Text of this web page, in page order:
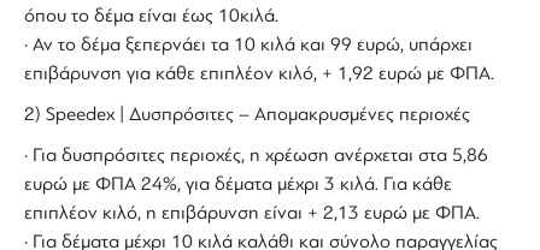
όπου το δέμα είναι έως 10κιλά.
· Αν το δέμα ξεπερνάει τα 10 κιλά και 99 ευρώ, υπάρχει
επιβάρυνση για κάθε επιπλέον κιλό, + 1,92 ευρώ με ΦΠΑ.
2) Speedex | Δυσπρόσιτες – Απομακρυσμένες περιοχές
· Για δυσπρόσιτες περιοχές, η χρέωση ανέρχεται στα 5,86
ευρώ με ΦΠΑ 24%, για δέματα μέχρι 3 κιλά. Για κάθε
επιπλέον κιλό, η επιβάρυνση είναι + 2,13 ευρώ με ΦΠΑ.
· Για δέματα μέχρι 10 κιλά καλάθι και σύνολο παραγγελίας